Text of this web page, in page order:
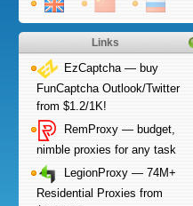
Links
EzCaptcha — buy
FunCaptcha Outlook/Twitter
from $1.2/1K!
RemProxy — budget,
nimble proxies for any task
LegionProxy — 74M+
Residential Proxies from